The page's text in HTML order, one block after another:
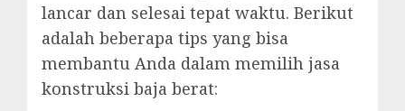
lancar dan selesai tepat waktu. Berikut
adalah beberapa tips yang bisa
membantu Anda dalam memilih jasa
konstruksi baja berat: